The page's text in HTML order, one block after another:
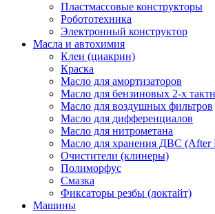
Пластмассовые конструкторы
Робототехника
Электронный конструктор
Масла и автохимия
Клеи (циакрин)
Краска
Масло для амортизаторов
Масло для бензиновых 2-х
Масло для воздушных фильтров
Масло для дифференциалов
Масло для нитрометана
Масло для хранения ДВС (After
Очистители (клинеры)
Полиморфус
Смазка
Фиксаторы резбы (локтайт)
Машины